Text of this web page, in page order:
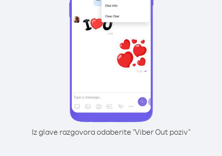
Iz glave razgovora odaberite "Viber Out poziv"